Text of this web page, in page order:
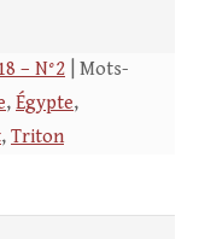
– N°2 | Mots-
, Égypte,
, Triton